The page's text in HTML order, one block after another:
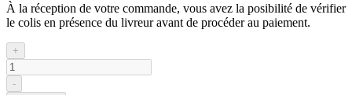
À la réception de votre commande, vous avez la posibilité de vérifier
le colis en présence du livreur avant de procéder au paiement.
+
-